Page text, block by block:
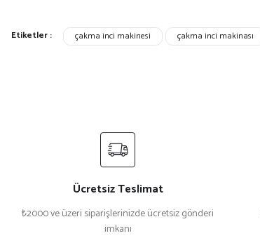
Etiketler : çakma inci makinesi çakma inci makinası
Ücretsiz Teslimat
₺2000 ve üzeri siparişlerinizde ücretsiz gönderi
imkanı